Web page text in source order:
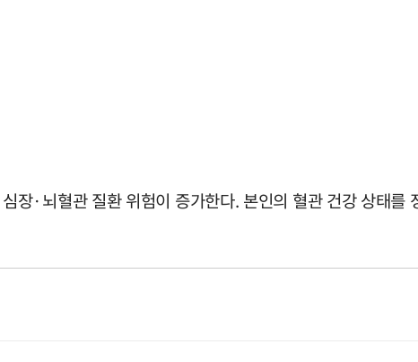
장·뇌혈관 질환 위험이 증가한다. 본인의 혈관 건강 상태를